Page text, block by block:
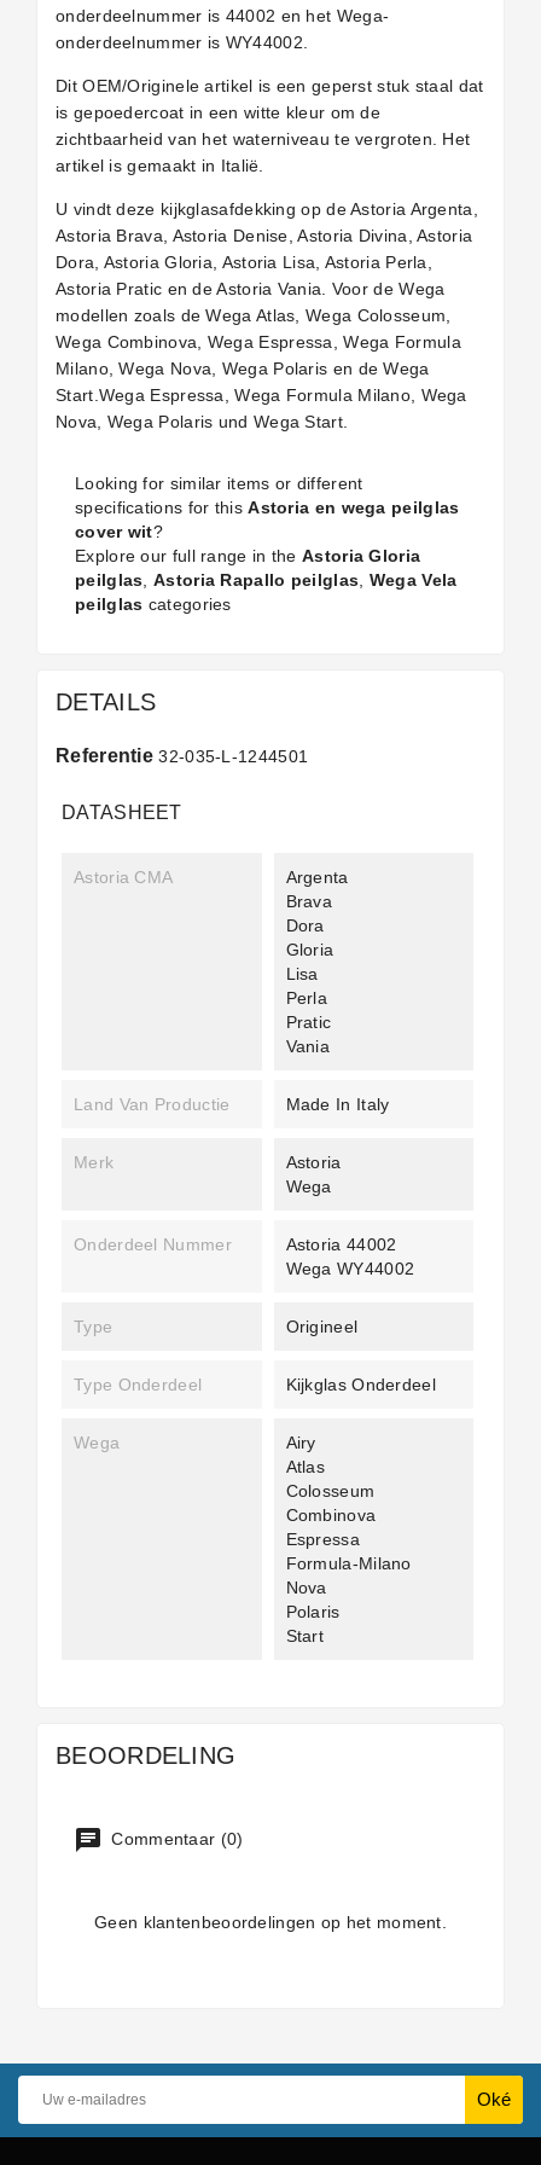
onderdeelnummer is 44002 en het Wega-
onderdeelnummer is WY44002.
Dit OEM/Originele artikel is een geperst stuk staal dat
is gepoedercoat in een witte kleur om de
zichtbaarheid van het waterniveau te vergroten. Het
artikel is gemaakt in Italië.
U vindt deze kijkglasafdekking op de Astoria Argenta,
Astoria Brava, Astoria Denise, Astoria Divina, Astoria
Dora, Astoria Gloria, Astoria Lisa, Astoria Perla,
Astoria Pratic en de Astoria Vania. Voor de Wega
modellen zoals de Wega Atlas, Wega Colosseum,
Wega Combinova, Wega Espressa, Wega Formula
Milano, Wega Nova, Wega Polaris en de Wega
Start.Wega Espressa, Wega Formula Milano, Wega
Nova, Wega Polaris und Wega Start.
Looking for similar items or different
specifications for thisAstoria en wega peilglas
cover wit?
Explore our full range in the Astoria Gloria
peilglas ,Astoria Rapallo peilglas Wega Vela
peilglas categories
DETAILS
Referentie 32-035-L-1244501
DATASHEET
Astoria CMA
Argenta
Brava
Dora
Gloria
Lisa
Perla
Pratic
Vania
Land Van Productie Made In Italy
Merk
Astoria
Wega
Onderdeel Nummer
Astoria 44002
Wega WY44002
Type Origineel
Type Onderdeel Kijkglas Onderdeel
Wega
Airy
Atlas
Colosseum
Combinova
Espressa
Formula-Milano
Nova
Polaris
Start
BEOORDELING
Commentaar (0)
Geen klantenbeoordelingen op het moment.